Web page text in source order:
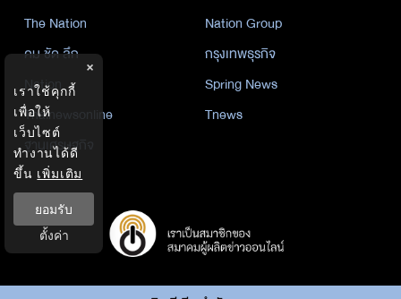
The Nation
Nation Group
คม ชัด ลึก
กรุงเทพธุรกิจ
Nation
Spring News
Thainewsonline
Tnews
ฐานเศรษฐกิจ
×
เราใช้คุกกี้
เพื่อให้
เว็บไซต์
ทำงานได้ดี
ขึ้น เพิ่มเติม
ยอมรับ
ตั้งค่า